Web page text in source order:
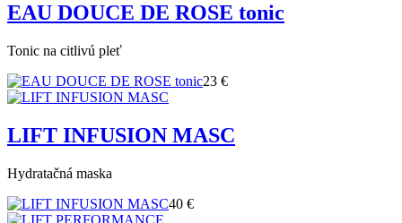
EAU DOUCE DE ROSE tonic
Tonic na citlivú pleť
23 €
LIFT INFUSION MASC
Hydratačná maska
40 €